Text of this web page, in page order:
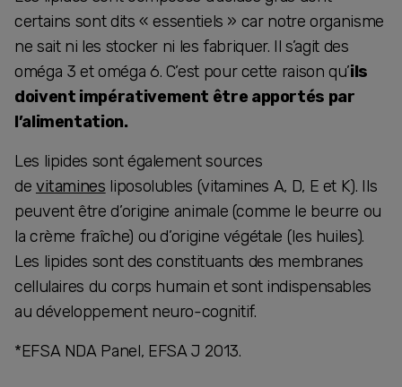
certains sont dits « essentiels » car notre organisme
ne sait ni les stocker ni les fabriquer. Il s’agit des
oméga 3 et oméga 6. C’est pour cette raison qu’ils
doivent impérativement être apportés par
l’alimentation.
Les lipides sont également sources
de vitamines liposolubles (vitamines A, D, E et K). Ils
peuvent être d’origine animale (comme le beurre ou
la crème fraîche) ou d’origine végétale (les huiles).
Les lipides sont des constituants des membranes
cellulaires du corps humain et sont indispensables
au développement neuro-cognitif.
*EFSA NDA Panel, EFSA J 2013.